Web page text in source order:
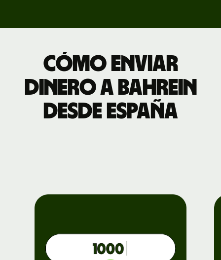
Cómo enviar
dinero a Bahrein
desde España